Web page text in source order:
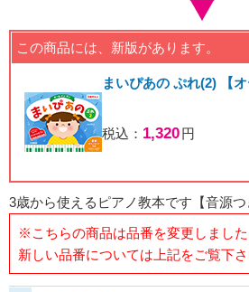
この商品には、新版があります。
まいぴあの ぷれ(2) 【オ
税込： 1,320円
3歳から使えるピアノ教本です【音源つ
※こちらの商品は品番を変更しました
新しい品番については上記をご覧下さ